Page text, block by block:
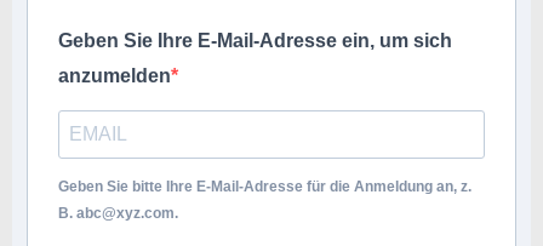
Geben Sie Ihre E-Mail-Adresse ein, um sich
anzumelden
Geben Sie bitte Ihre E-Mail-Adresse für die Anmeldung an, z.
B. abc@xyz.com.